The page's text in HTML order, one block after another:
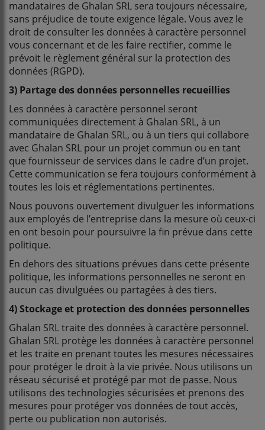
mandataires de Ghalan SRL sera toujours nécessaire,
sans préjudice de toute exigence légale. Vous avez le
droit de consulter les données à caractère personnel
vous concernant et de les faire rectifier, comme le
prévoit le règlement général sur la protection des
données (RGPD).
3) Partage des données personnelles recueillies
Les données à caractère personnel seront
communiquées directement à Ghalan SRL, à un
mandataire de Ghalan SRL, ou à un tiers qui collabore
avec Ghalan SRL pour un projet commun ou en tant
que fournisseur de services dans le cadre d’un projet.
Cette communication se fera toujours conformément à
toutes les lois et réglementations pertinentes.
Nous pouvons ouvertement divulguer les informations
aux employés de l’entreprise dans la mesure où ceux-ci
en ont besoin pour poursuivre la fin prévue dans cette
politique.
En dehors des situations prévues dans cette présente
politique, les informations personnelles ne seront en
aucun cas divulguées ou partagées à des tiers.
4) Stockage et protection des données personnelles
Ghalan SRL traite des données à caractère personnel.
Ghalan SRL protège les données à caractère personnel
et les traite en prenant toutes les mesures nécessaires
pour protéger le droit à la vie privée. Nous utilisons un
réseau sécurisé et protégé par mot de passe. Nous
utilisons des technologies sécurisées et prenons des
mesures pour protéger vos données de tout accès,
perte ou publication non autorisés.